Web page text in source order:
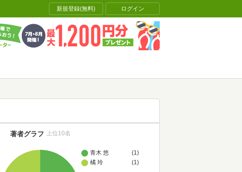
新規登録(無料) ログイン
青木 悠
(1)
橘 玲
(1)
著者グラフ 上位10名